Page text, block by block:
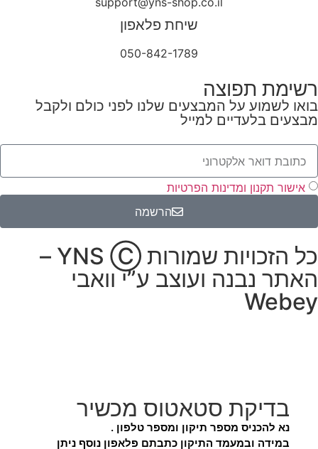
שיחת פלאפון
050-842-1789
רשימת תפוצה
בואו לשמוע על המבצעים שלנו לפני כולם ולקבל
מבצעים בלעדיים למייל
אישור תקנון ומדינות הפרטיות
הרשמה
כל הזכויות שמורות YNS Ⓒ –
האתר נבנה ועוצב ע”יוואבי
Webey
בדיקת סטאטוס מכשיר
נא להכניס מספר תיקון ומספר טלפון .
במידה ובמעמד התיקון כתבתם פלאפון נוסף ניתן